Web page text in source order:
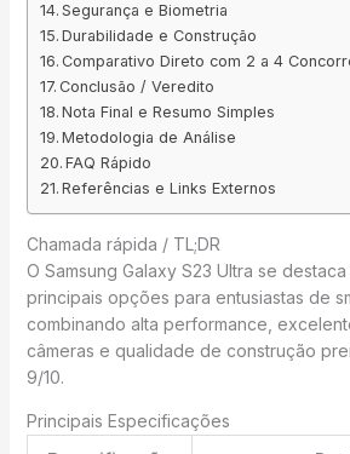
Segurança e Biometria
Durabilidade e Construção
Comparativo Direto com 2 a 4
Conclusão / Veredito
Nota Final e Resumo Simples
Metodologia de Análise
FAQ Rápido
Referências e Links Externos
Chamada rápida / TL;DR
O Samsung Galaxy S23 Ultra se
principais opções para entusiastas de
combinando alta performance,
câmeras e qualidade de construção
9/10.
Principais Especificações